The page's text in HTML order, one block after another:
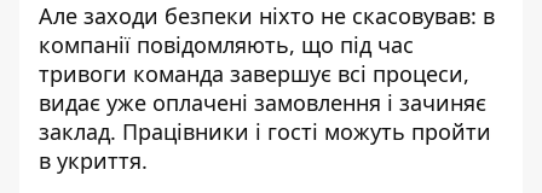
Але заходи безпеки ніхто не скасовував: в
компанії повідомляють, що під час
тривоги команда завершує всі процеси,
видає уже оплачені замовлення і зачиняє
заклад. Працівники і гості можуть пройти
в укриття.